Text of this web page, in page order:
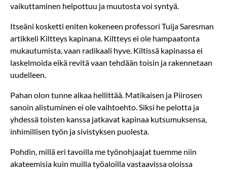
vaikuttaminen helpottuu ja muutosta voi syntyä.
Itseäni kosketti eniten kokeneen professori Tuija Saresman
artikkeli Kiltteys kapinana. Kiltteys ei ole hampaatonta
mukautumista, vaan radikaali hyve. Kiltissä kapinassa ei
laskelmoida eikä revitä vaan tehdään toisin ja rakennetaan
uudelleen.
Pahan olon tunne alkaa hellittää. Matikaisen ja Piirosen
sanoin alistuminen ei ole vaihtoehto. Siksi he pelotta ja
yhdessä toisten kanssa jatkavat kapinaa kutsumuksensa,
inhimillisen työn ja sivistyksen puolesta.
Pohdin, millä eri tavoilla me työnohjaajat tuemme niin
akateemisia kuin muilla työaloilla vastaavissa oloissa